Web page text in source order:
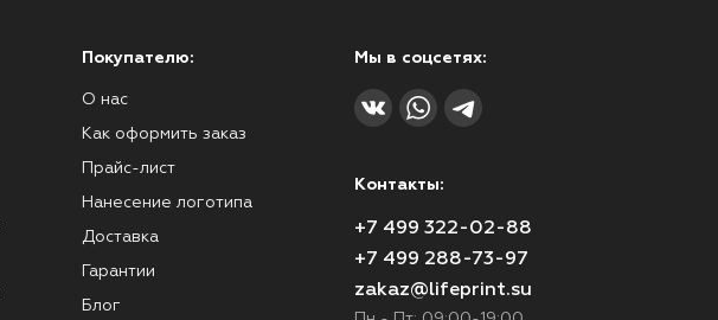
Покупателю:
О нас
Как оформить заказ
Прайс-лист
Нанесение логотипа
Доставка
Гарантии
Блог
Мы в соцсетях:
Контакты:
+7 499 322-02-88
+7 499 288-73-97
zakaz@lifeprint.su